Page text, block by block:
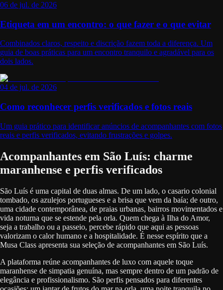
06 de jul. de 2026
Etiqueta em um encontro: o que fazer e o que evitar
Combinados claros, respeito e discrição fazem toda a diferença. Um
guia de boas práticas para um encontro tranquilo e agradável para os
dois lados.
04 de jul. de 2026
Como reconhecer perfis verificados e fotos reais
Um guia prático para identificar anúncios de acompanhantes com fotos
reais e perfis verificados, evitando frustrações e golpes.
Acompanhantes em São Luís: charme
maranhense e perfis verificados
São Luís é uma capital de duas almas. De um lado, o casario colonial
tombado, os azulejos portugueses e a brisa que vem da baía; de outro,
uma cidade contemporânea, de praias urbanas, bairros movimentados e
vida noturna que se estende pela orla. Quem chega à Ilha do Amor,
seja a trabalho ou a passeio, percebe rápido que aqui as pessoas
valorizam o calor humano e a hospitalidade. É nesse espírito que a
Musa Class apresenta sua seleção de acompanhantes em São Luís.
A plataforma reúne acompanhantes de luxo com aquele toque
maranhense de simpatia genuína, mas sempre dentro de um padrão de
elegância e profissionalismo. São perfis pensados para diferentes